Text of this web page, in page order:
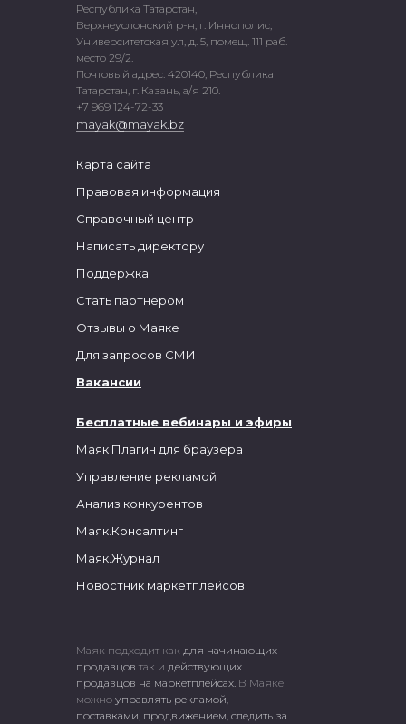
Республика Татарстан,
Верхнеуслонский р-н, г. Иннополис,
Университетская ул, д. 5, помещ. 111 раб.
место 29/2.
Почтовый адрес: 420140, Республика
Татарстан, г. Казань, а/я 210.
+7 969 124-72-33
mayak@mayak.bz
Бесплатные вебинары и эфиры
Маяк Плагин для браузера
Управление рекламой
Анализ конкурентов
Маяк.Консалтинг
Маяк.Журнал
Новостник маркетплейсов
Карта сайта
Правовая информация
Справочный центр
Написать директору
Поддержка
Стать партнером
Отзывы о Маяке
Для запросов СМИ
Вакансии
Маяк подходит как для начинающих
продавцов так и действующих
продавцов на маркетплейсах. В Маяке
можно управлять рекламой,
поставками, продвижением, следить за